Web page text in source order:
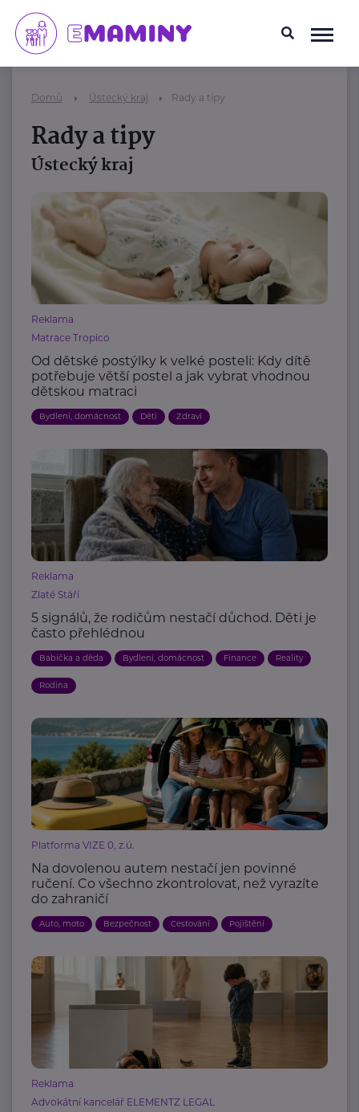
Domů Ústecký kraj Rady a tipy
Rady a tipy
Ústecký kraj
Reklama
Matrace Tropico
Od dětské postýlky k velké posteli: Kdy dítě
potřebuje větší postel a jak vybrat vhodnou
dětskou matraci
Bydlení, domácnost Děti Zdraví
Reklama
Zlaté Stáří
5 signálů, že rodičům nestačí důchod. Děti je
často přehlédnou
Babička a děda Bydlení, domácnost Finance Reality
Rodina
Platforma VIZE 0, z.ú.
Na dovolenou autem nestačí jen povinné
ručení. Co všechno zkontrolovat, než vyrazíte
do zahraničí
Auto, moto Bezpečnost Cestování Pojištění
Reklama
Advokátní kancelář ELEMENTZ LEGAL